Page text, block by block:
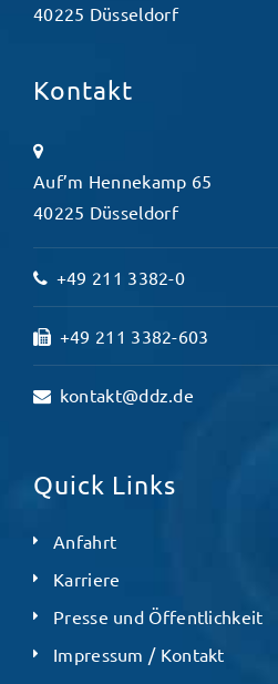
40225 Düsseldorf
Kontakt
Auf’m Hennekamp 65
40225 Düsseldorf
+49 211 3382-0
+49 211 3382-603
kontakt@ddz.de
Quick Links
Anfahrt
Karriere
Presse und Öffentlichkeit
Impressum / Kontakt